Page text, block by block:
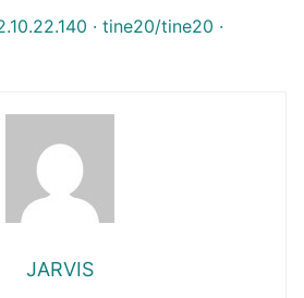
· tine20/tine20 ·
JARVIS